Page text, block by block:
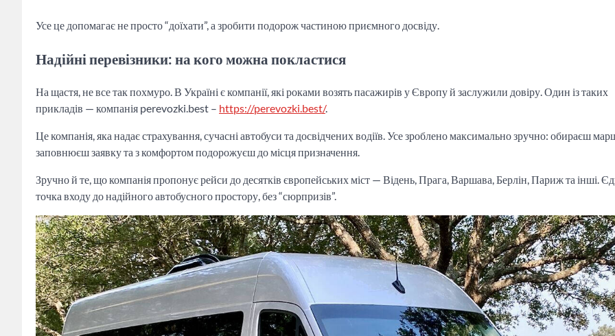
Усе це допомагає не просто “доїхати”, а зробити подорож частиною приємного досвіду.
Надійні перевізники: на кого можна покластися
На щастя, не все так похмуро. В Україні є компанії, які роками возять пасажирів у Європу й заслужили довіру. Один із таких
прикладів — компанія perevozki.best – https://perevozki.best/.
Це компанія, яка надає страхування, сучасні автобуси та досвідчених водіїв. Усе зроблено максимально зручно: обираєш
заповнюєш заявку та з комфортом подорожуєш до місця призначення.
Зручно й те, що компанія пропонує рейси до десятків європейських міст — Відень, Прага, Варшава, Берлін, Париж та інші.
точка входу до надійного автобусного простору, без “сюрпризів”.